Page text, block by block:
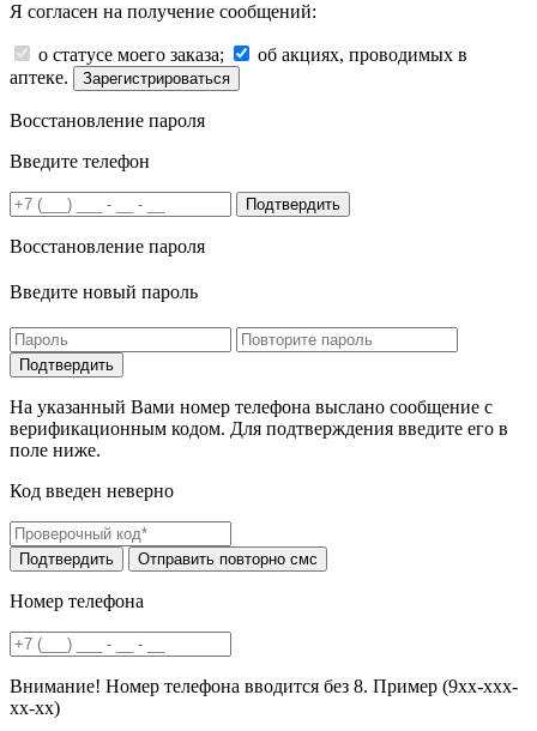
Я согласен на получение сообщений:
о статусе моего заказа;
об акциях, проводимых в
аптеке.
Зарегистрироваться
Восстановление пароля
Введите телефон
Подтвердить
Восстановление пароля
Введите новый пароль
На указанный Вами номер телефона выслано сообщение с
верификационным кодом. Для подтверждения введите его в
поле ниже.
Код введен неверно
Номер телефона
Внимание! Номер телефона вводится без 8. Пример (9хх-ххх-
хх-хх)